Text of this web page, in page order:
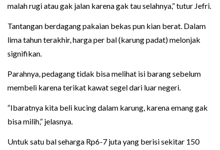
malah rugi atau gak jalan karena gak tau selahnya,” tutur Jefri.
Tantangan berdagang pakaian bekas pun kian berat. Dalam
lima tahun terakhir, harga per bal (karung padat) melonjak
signifikan.
Parahnya, pedagang tidak bisa melihat isi barang sebelum
membeli karena terikat kawat segel dari luar negeri.
“Ibaratnya kita beli kucing dalam karung, karena emang gak
bisa milih,” jelasnya.
Untuk satu bal seharga Rp6-7 juta yang berisi sekitar 150